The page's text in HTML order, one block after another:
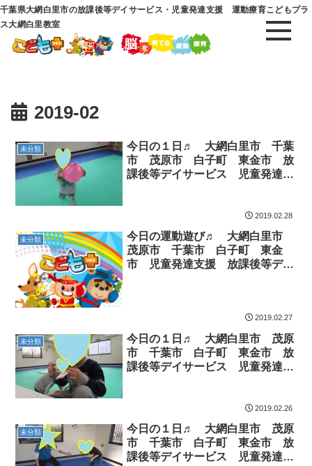
千葉県大網白里市の放課後等デイサービス・児童発達支援 運動療育こどもプラ
ス大網白里教室
2019-02
未分類
今日の１日♬ 大網白里市 千葉
市 茂原市 白子町 東金市 放
課後等デイサービス 児童発達支
2019.02.28
未分類
今日の運動遊び♬ 大網白里市
茂原市 千葉市 白子町 東金
市 児童発達支援 放課後等デイ
2019.02.27
未分類
今日の１日♬ 大網白里市 茂原
市 千葉市 白子町 東金市 放
課後等デイサービス 児童発達支
2019.02.26
未分類
今日の１日♬ 大網白里市 茂原
市 千葉市 白子町 東金市 放
課後等デイサービス 児童発達支